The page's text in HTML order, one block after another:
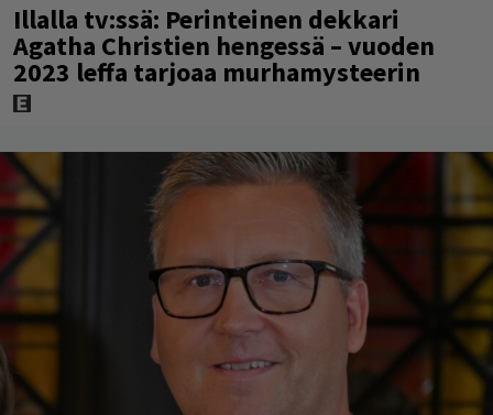
Illalla tv:ssä: Perinteinen dekkari
Agatha Christien hengessä – vuoden
2023 leffa tarjoaa murhamysteerin